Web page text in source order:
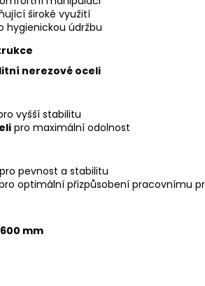
široké využití
hygienickou údržbu
nerezové oceli
vyšší stabilitu
pro maximální odolnost
pro pevnost a stabilitu
optimální přizpůsobení pracovnímu
mm